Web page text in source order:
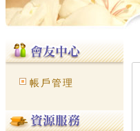
帳戶管理